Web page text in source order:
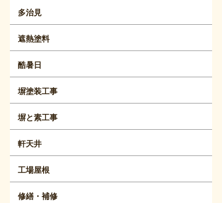
多治見
遮熱塗料
酷暑日
塀塗装工事
塀と素工事
軒天井
工場屋根
修繕・補修